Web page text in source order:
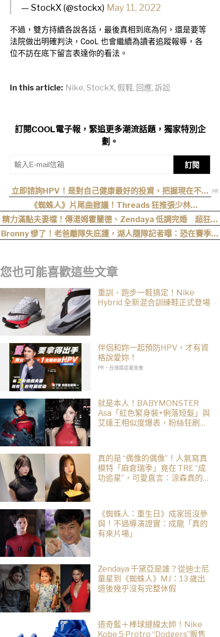
— StockX (@stockx) May 11, 2022
不過，雙方持續各說各話，最後真相到底為何，還是要等
法院做出明確判決，CooL 也會繼續為讀者追蹤報導，各
位不訪在底下留言表達你的看法。
In this article: Nike, StockX, 假鞋, 回應, 訴訟
訂閱COOL電子報，緊追更多潮流話題，獨家特別企
劃。
訂閱
立即諮詢HPV！是對自己健康最好的投資，把握現在不嫌
晚！
《蜘蛛人》片尾曲掀議！Threads 狂推張少林
〈SpiderMan〉，網友：播這個直接神作預定
精力滿點夫妻檔！傳湯姆霍蘭德、Zendaya 低調完婚 超狂細
節曝光
Bronny 慘了！老爸離隊失庇護，湖人隨隊記者曝：恐在賽季開
您也可能喜歡這些文章
重訓、跑步一鞋搞定！Nike
Hybrid 全新混合訓練鞋正式登場
伴侶和妳一起預防HPV，才有資
格說愛妳！
PR・台灣癌症基金會
就是本人！BABYMONSTER
Asa「紅色緊身裝+俐落短髮」與
艾達王相似度爆表，粉絲狂刷
真的是 “偶像的偶像”！人氣寫真
模特「麻倉瑞季」竟在 TRE “成
功追星”，可愛直言：涼森真的太
《蜘蛛人：重生日》成家班沒參
與！不過導演證實：成龍「真的
有來片場」
Zendaya 千黛亞是誰？從迪士尼
童星到《蜘蛛人》MJ：13 歲出
道後幾乎沒有完整休假
道奇藍＋棒球縫線太帥！Nike
Kobe 5 Protro “Dodgers”販售